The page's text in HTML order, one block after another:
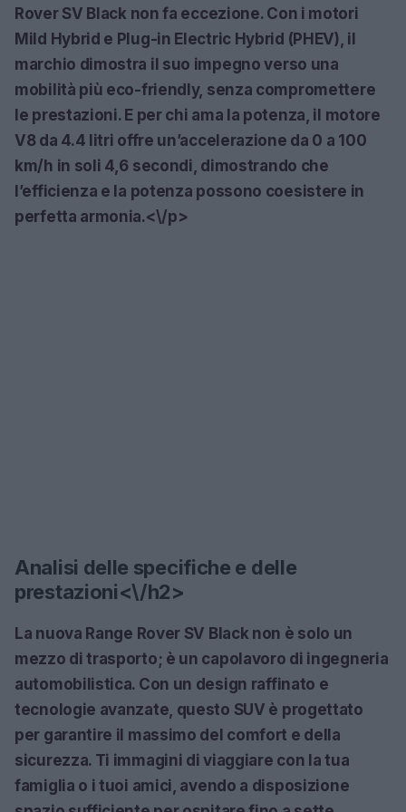
Rover SV Black non fa eccezione. Con i motori
Mild Hybrid e Plug-in Electric Hybrid (PHEV), il
marchio dimostra il suo impegno verso una
mobilità più eco-friendly, senza compromettere
le prestazioni. E per chi ama la potenza, il motore
V8 da 4.4 litri offre un’accelerazione da 0 a 100
km/h in soli 4,6 secondi, dimostrando che
l’efficienza e la potenza possono coesistere in
perfetta armonia.<\/p>
Analisi delle specifiche e delle
prestazioni<\/h2>
La nuova Range Rover SV Black non è solo un
mezzo di trasporto; è un capolavoro di ingegneria
automobilistica. Con un design raffinato e
tecnologie avanzate, questo SUV è progettato
per garantire il massimo del comfort e della
sicurezza. Ti immagini di viaggiare con la tua
famiglia o i tuoi amici, avendo a disposizione